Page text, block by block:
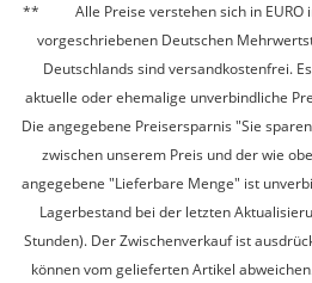
Alle Preise verstehen sich in
vorgeschriebenen Deutschen
Deutschlands sind versandkostenfrei.
aktuelle oder ehemalige unverbindliche
Die angegebene Preisersparnis "Sie
zwischen unserem Preis und der wie
angegebene "Lieferbare Menge" ist
Lagerbestand bei der letzten
Stunden). Der Zwischenverkauf ist
können vom gelieferten Artikel